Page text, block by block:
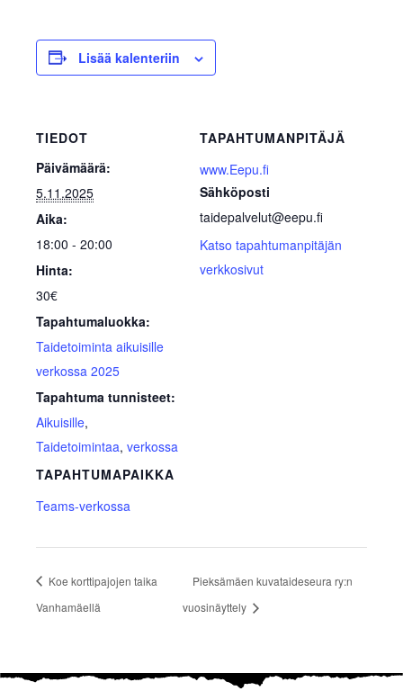
Lisää kalenteriin
TIEDOT
Päivämäärä:
5.11.2025
Aika:
18:00 - 20:00
Hinta:
30€
Tapahtumaluokka:
Taidetoiminta aikuisille
verkossa 2025
Tapahtuma tunnisteet:
Aikuisille,
Taidetoimintaa, verkossa
TAPAHTUMAPAIKKA
Teams-verkossa
TAPAHTUMANPITÄJÄ
www.Eepu.fi
Sähköposti
taidepalvelut@eepu.fi
Katso tapahtumanpitäjän
verkkosivut
Koe korttipajojen taika
Vanhamäellä
Pieksämäen kuvataideseura ry:n
vuosinäyttely